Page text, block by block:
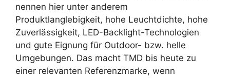
nennen hier unter anderem
Produktlanglebigkeit, hohe Leuchtdichte, hohe
Zuverlässigkeit, LED-Backlight-Technologien
und gute Eignung für Outdoor- bzw. helle
Umgebungen. Das macht TMD bis heute zu
einer relevanten Referenzmarke, wenn